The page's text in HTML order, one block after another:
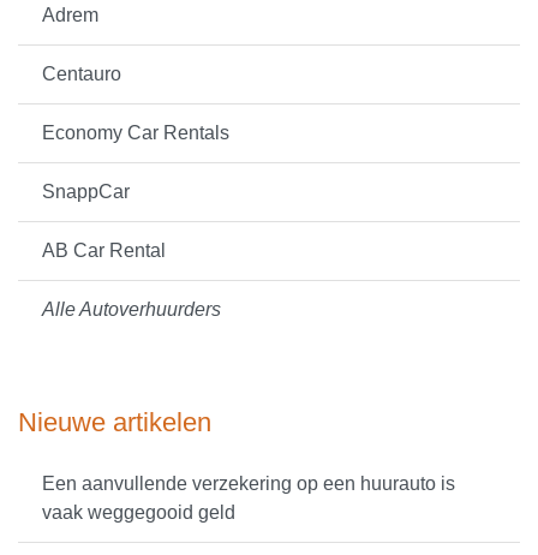
Adrem
Centauro
Economy Car Rentals
SnappCar
AB Car Rental
Alle Autoverhuurders
Nieuwe artikelen
Een aanvullende verzekering op een huurauto is
vaak weggegooid geld